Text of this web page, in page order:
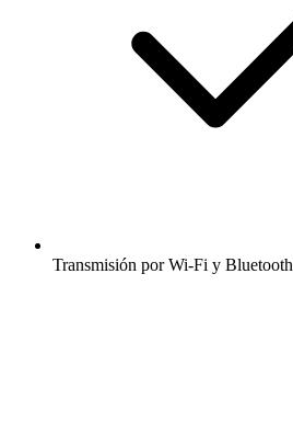
Transmisión por Wi-Fi y Bluetooth